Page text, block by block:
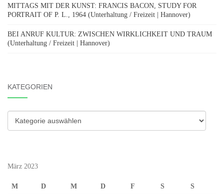
MITTAGS MIT DER KUNST: FRANCIS BACON, STUDY FOR
PORTRAIT OF P. L., 1964 (Unterhaltung / Freizeit | Hannover)
BEI ANRUF KULTUR: ZWISCHEN WIRKLICHKEIT UND TRAUM
(Unterhaltung / Freizeit | Hannover)
KATEGORIEN
Kategorien
März 2023
M D M D F S S